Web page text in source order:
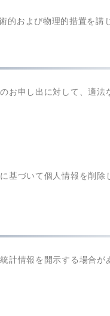
的および物理的措置を講
お申し出に対して、適法
基づいて個人情報を削除
計情報を開示する場合が